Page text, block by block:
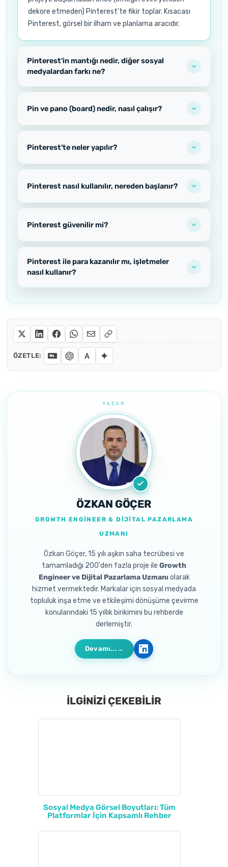
dekore etmeden) Pinterest'te fikir toplar. Kısacası
Pinterest, görsel bir ilham ve planlama aracıdır.
Pinterest'in mantığı nedir, diğer sosyal
medyalardan farkı ne?
Pin ve pano (board) nedir, nasıl çalışır?
Pinterest'te neler yapılır?
Pinterest nasıl kullanılır, nereden başlanır?
Pinterest güvenilir mi?
Pinterest ile para kazanılır mı, işletmeler
nasıl kullanır?
ÖZETLE:
ÖZKAN GÖÇER
GROWTH ENGINEER & DIJITAL PAZARLAMA
UZMANI
Özkan Göçer, 15 yılı aşkın saha tecrübesi ve
tamamladığı 200'den fazla proje ile Growth
Engineer ve Dijital Pazarlama Uzmanıolarak
hizmet vermektedir. Markalar için sosyal medyada
topluluk inşa etme ve etkileşimi dönüşüme çevirme
konularındaki 15 yıllık birikimini bu rehberde
derlemiştir.
Devamı...
İLGİNİZİ ÇEKEBİLİR
Sosyal Medya Görsel Boyutları: Tüm
Platformlar İçin Kapsamlı Rehber